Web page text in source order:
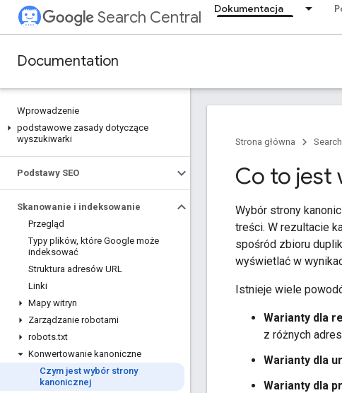
Search Central Dokumentacja
Documentation
Wprowadzenie
podstawowe zasady dotyczące
wyszukiwarki
Podstawy SEO
Skanowanie i indeksowanie
Przegląd
Typy plików, które Google może
indeksować
Struktura adresów URL
Linki
Mapy witryn
Zarządzanie robotami
robots.txt
Konwertowanie kanoniczne
Czym jest wybór strony
kanonicznej
Strona główna
Co to jest
Wybór strony
treści. W rezultacie
spośród zbioru
wyświetlać w
Istnieje wiele
Warianty dla
z różnych
Warianty dla
Warianty dla